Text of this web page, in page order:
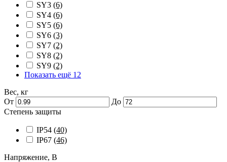
SY3 (6)
SY4 (6)
SY5 (6)
SY6 (3)
SY7 (2)
SY8 (2)
SY9 (2)
Показать ещё 12
Вес, кг
От
До
Степень защиты
IP54 (40)
IP67 (46)
Напряжение, В